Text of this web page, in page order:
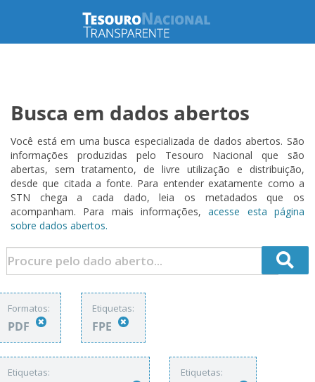
Busca em dados abertos
Você está em uma busca especializada de dados abertos. São
informações produzidas pelo Tesouro Nacional que são
abertas, sem tratamento, de livre utilização e distribuição,
desde que citada a fonte. Para entender exatamente como a
STN chega a cada dado, leia os metadados que os
acompanham. Para mais informações,acesse esta página
sobre dados abertos.
Formatos:
PDF
Etiquetas:
FPE
Etiquetas: Etiquetas: